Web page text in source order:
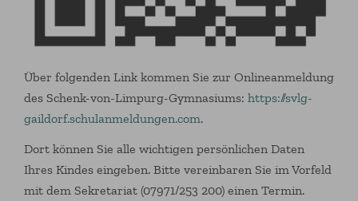
Über folgenden Link kommen Sie zur Onlineanmeldung
des Schenk-von-Limpurg-Gymnasiums: https://svlg-
gaildorf.schulanmeldungen.com.
Dort können Sie alle wichtigen persönlichen Daten
Ihres Kindes eingeben. Bitte vereinbaren Sie im Vorfeld
mit dem Sekretariat (07971/253 200) einen Termin.